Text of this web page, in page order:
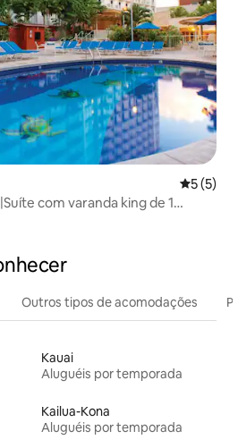
5 de
5 (5)
com varanda king de 1
Outros tipos de acomodações
Kauai
Aluguéis por temporada
Kailua-Kona
Aluguéis por temporada